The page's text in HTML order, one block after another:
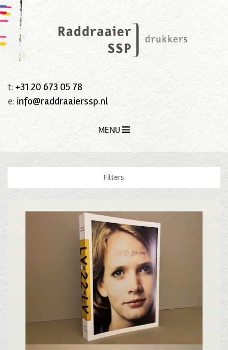
t: +31 20 673 05 78
e: info@raddraaierssp.nl
MENU
Filters